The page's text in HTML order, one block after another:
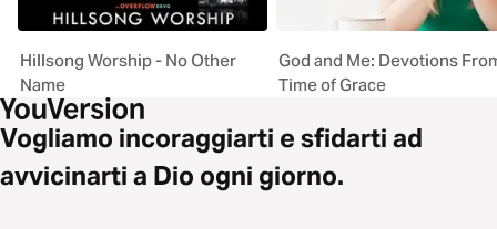
Hillsong Worship - No Other
Name
God and Me: Devotions
Time of Grace
Vogliamo incoraggiarti e sfidarti ad
avvicinarti a Dio ogni giorno.